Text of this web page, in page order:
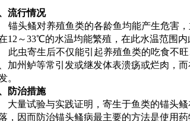
流行情况
锚头鳋对养殖鱼类的各龄鱼均能产生危害
12～33℃的水温均能繁殖，在此水温范围内
此虫寄生后不仅能引起养殖鱼类的吃食不
加州鲈等常引发或继发体表溃疡或烂肉，
。
防治措施
大量试验与实践证明，寄生于鱼类的锚头
，因而防治锚头鳋病最主要的方法是使用